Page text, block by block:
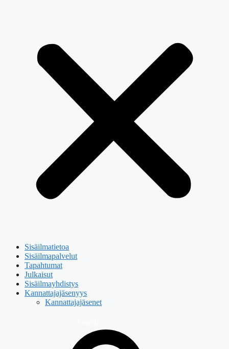
Sisäilmatietoa
Sisäilmapalvelut
Tapahtumat
Julkaisut
Sisäilmayhdistys
Kannattajajäsenyys
Kannattajajäsenet